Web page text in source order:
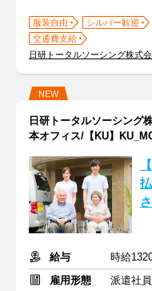
服装自由 シルバー歓迎
交通費支給
日研トータルソーシング株式
NEW
日研トータルソーシン
本オフィス/【KU】
給与
時給
雇用形態
派遣社員